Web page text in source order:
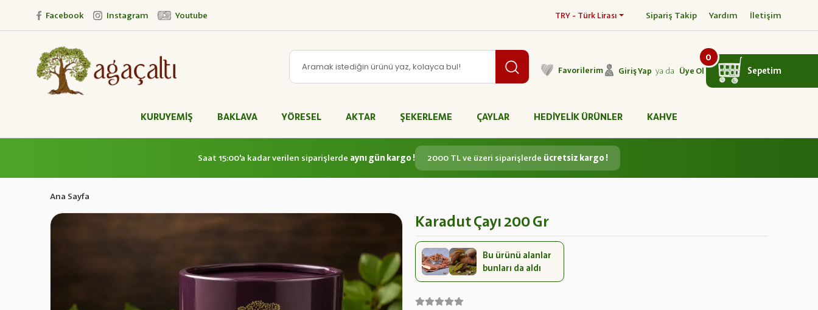
Facebook Instagram Youtube TRY - Türk Lirası Sipariş Takip Yardım İletişim
Favorilerim Giriş Yap ya da Üye Ol
0
Sepetim
KURUYEMİŞ BAKLAVA YÖRESEL AKTAR ŞEKERLEME ÇAYLAR HEDİYELİK ÜRÜNLER KAHVE
Saat 15:00'a kadar verilen siparişlerde aynı gün kargo ! 2000 TL ve üzeri siparişlerde ücretsiz kargo !
Ana Sayfa
Karadut Çayı 200 Gr
Bu ürünü alanlar
bunları da aldı